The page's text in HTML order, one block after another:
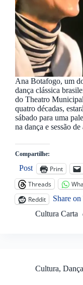
Ana Botafogo, um
dança clássica
do Theatro
quatro décadas,
sábado para uma
na dança e sessão
Compartilhe:
Post Print
Threads
Reddit
Share
Cultura Carta
Cultura, Dança